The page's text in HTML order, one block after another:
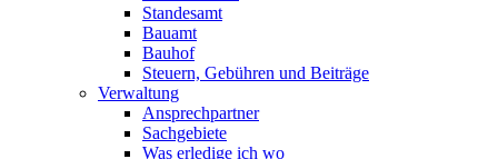
Standesamt
Bauamt
Bauhof
Steuern, Gebühren und Beiträge
Verwaltung
Ansprechpartner
Sachgebiete
Was erledige ich wo